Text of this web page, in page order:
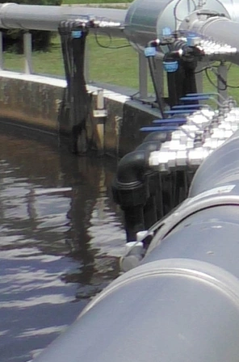
Nachhaltigkeit
und Wasserlösungen für
Städte